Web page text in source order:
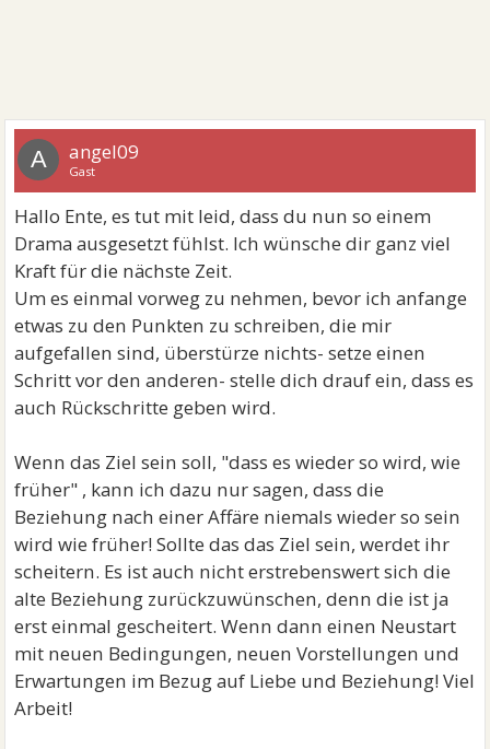
A angel09
Gast
Hallo Ente, es tut mit leid, dass du nun so einem
Drama ausgesetzt fühlst. Ich wünsche dir ganz viel
Kraft für die nächste Zeit.
Um es einmal vorweg zu nehmen, bevor ich anfange
etwas zu den Punkten zu schreiben, die mir
aufgefallen sind, überstürze nichts- setze einen
Schritt vor den anderen- stelle dich drauf ein, dass es
auch Rückschritte geben wird.
Wenn das Ziel sein soll, "dass es wieder so wird, wie
früher" , kann ich dazu nur sagen, dass die
Beziehung nach einer Affäre niemals wieder so sein
wird wie früher! Sollte das das Ziel sein, werdet ihr
scheitern. Es ist auch nicht erstrebenswert sich die
alte Beziehung zurückzuwünschen, denn die ist ja
erst einmal gescheitert. Wenn dann einen Neustart
mit neuen Bedingungen, neuen Vorstellungen und
Erwartungen im Bezug auf Liebe und Beziehung! Viel
Arbeit!